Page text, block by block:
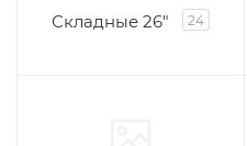
Складные 26" 24